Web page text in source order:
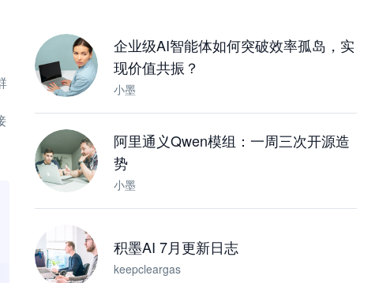
企业级AI智能体如何突破效率孤岛，实
现价值共振？
小墨
阿里通义Qwen模组：一周三次开源造
势
小墨
积墨AI 7月更新日志
keepcleargas